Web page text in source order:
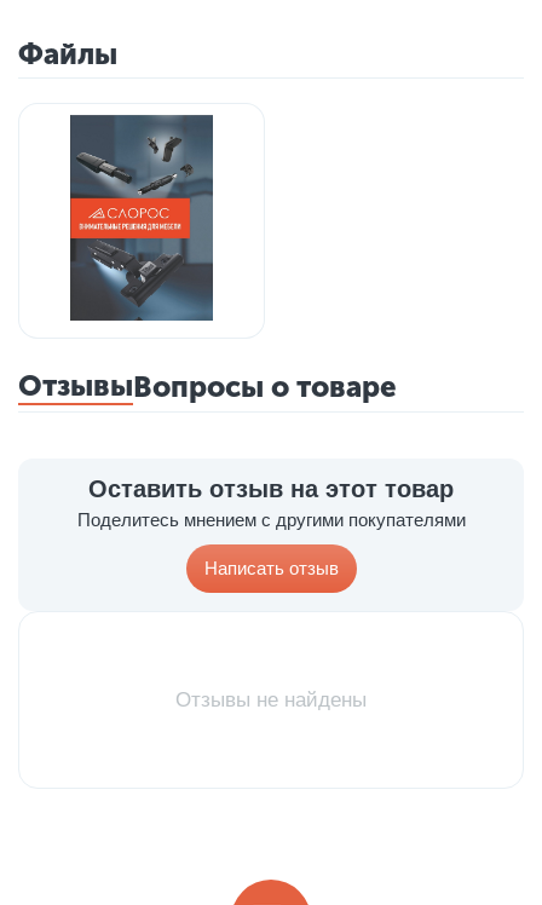
Файлы
ОтзывыВопросы о товаре
Оставить отзыв на этот товар
Поделитесь мнением с другими покупателями
Написать отзыв
Отзывы не найдены